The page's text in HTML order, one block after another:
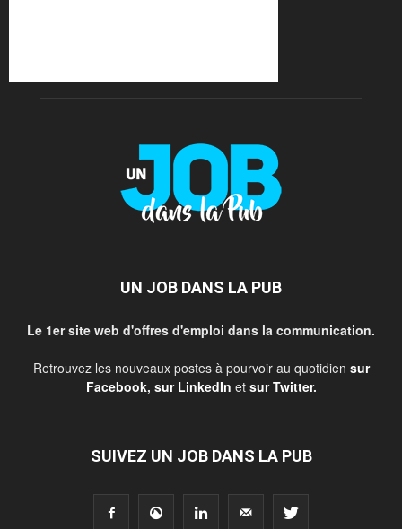
UN JOB DANS LA PUB
Le 1er site web d'offres d'emploi dans la communication.
Retrouvez les nouveaux postes à pourvoir au quotidien sur
Facebook, sur LinkedIn et sur Twitter.
SUIVEZ UN JOB DANS LA PUB